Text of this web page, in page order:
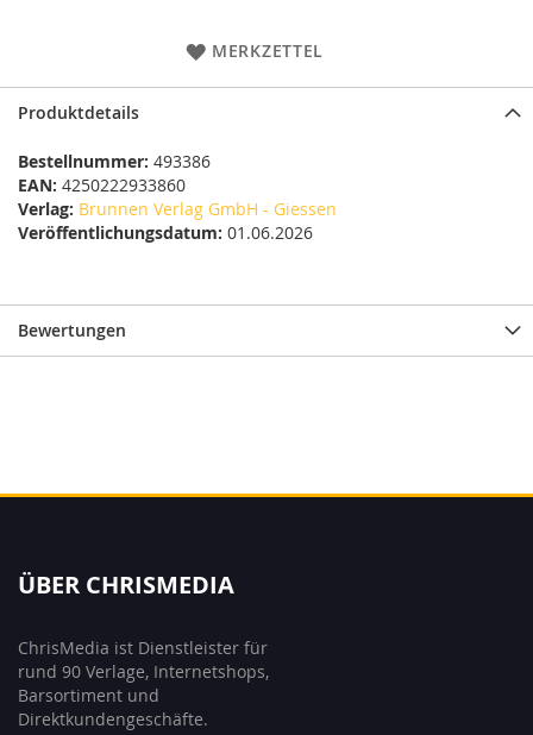
MERKZETTEL
Produktdetails
Bestellnummer: 493386
EAN: 4250222933860
Verlag: Brunnen Verlag GmbH - Giessen
Veröffentlichungsdatum: 01.06.2026
Bewertungen
ÜBER CHRISMEDIA
ChrisMedia ist Dienstleister für
rund 90 Verlage, Internetshops,
Barsortiment und
Direktkundengeschäfte.